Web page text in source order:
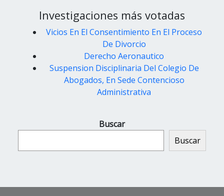
Investigaciones más votadas
Vicios En El Consentimiento En El Proceso
De Divorcio
Derecho Aeronautico
Suspension Disciplinaria Del Colegio De
Abogados, En Sede Contencioso
Administrativa
Buscar
Buscar